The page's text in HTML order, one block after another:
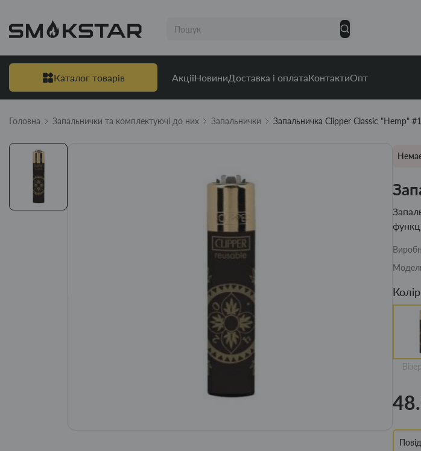
Каталог товарів АкціїНовиниДоставка і оплатаКонтактиОпт
Головна Запальнички та комплектуючі до них Запальнички Запальничка Clipper Classic "Hemp" #1
Колір